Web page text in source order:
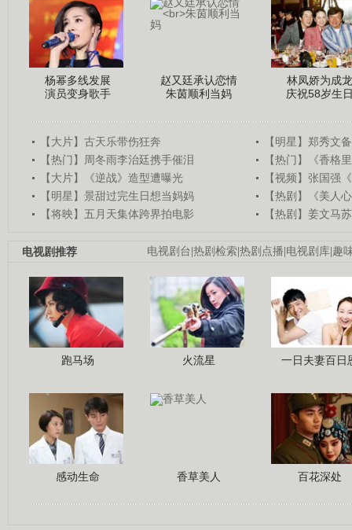
杨幂多线发展
演员变身歌手
赵又廷承认恋情
朱茵顺利当妈
林凤娇为成龙
庆祝58岁生
【大片】古天乐带伤狂奔
【明星】郑秀文
【热门】周冬雨李治廷携手催泪
【热门】《香格
【大片】《逆战》造型遭曝光
【视频】张国强
【明星】景甜过完生日想当妈妈
【热剧】《美人
【将映】五月天集体跨界拍电影
【热剧】姜文马
电视剧台 热剧检索 热剧点播 电视剧库 趣
电视剧推荐
跑马场 火流星 一日夫妻百日
感动生命 香草美人 百花深处